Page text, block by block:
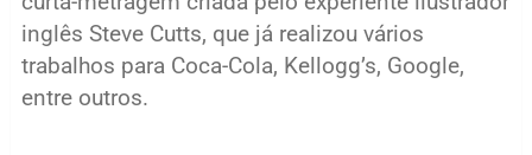
inglês Steve Cutts, que já realizou vários
trabalhos para Coca-Cola, Kellogg’s, Google,
entre outros.